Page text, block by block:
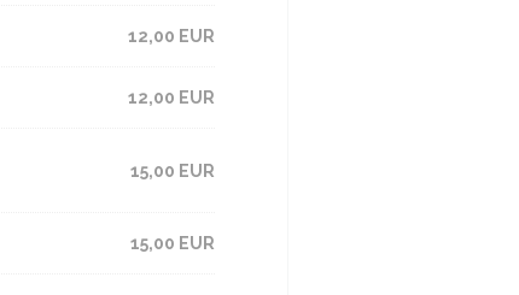
12,00 EUR
12,00 EUR
15,00 EUR
15,00 EUR